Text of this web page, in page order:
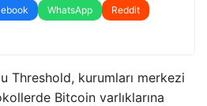
WhatsApp
Reddit
Threshold, kurumları merkezi
Bitcoin varlıklarına